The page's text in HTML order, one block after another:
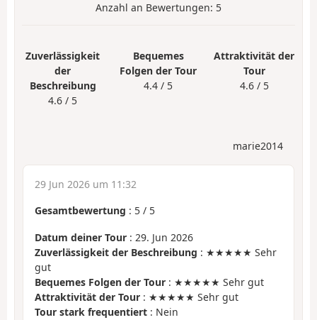
Anzahl an Bewertungen: 5
Zuverlässigkeit
der
Beschreibung
4.6 / 5
Bequemes
Folgen der Tour
4.4 / 5
Attraktivität der
Tour
4.6 / 5
marie2014
29 Jun 2026 um 11:32
Gesamtbewertung : 5 / 5
Datum deiner Tour : 29. Jun 2026
Zuverlässigkeit der Beschreibung : ★★★★★ Sehr
gut
Bequemes Folgen der Tour : ★★★★★ Sehr gut
Attraktivität der Tour : ★★★★★ Sehr gut
Tour stark frequentiert : Nein